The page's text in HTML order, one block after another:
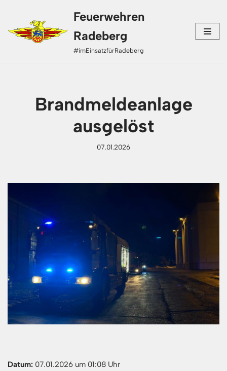
Zum
Inhalt
Feuerwehren
Radeberg
#imEinsatzfürRadeberg
Brandmeldeanlage
ausgelöst
07.01.2026
Datum: 07.01.2026 um 01:08 Uhr